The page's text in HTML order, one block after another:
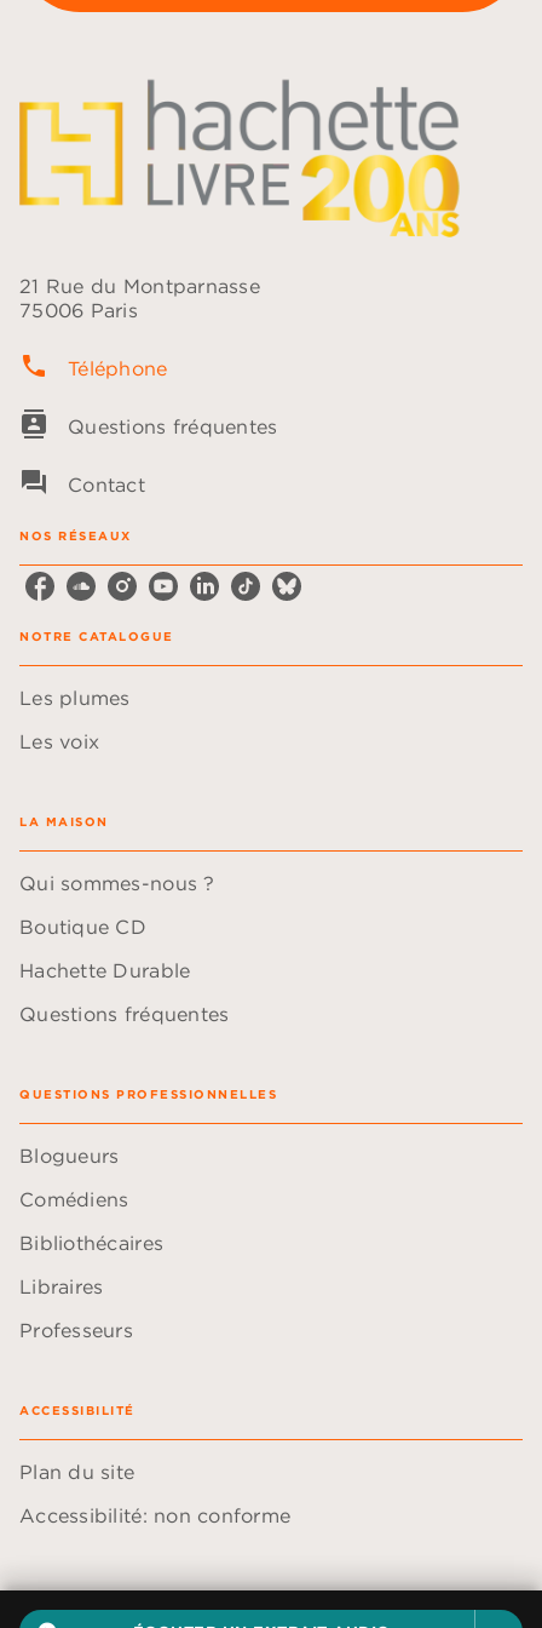
21 Rue du Montparnasse
75006 Paris
phone Téléphone
contacts Questions fréquentes
question_answer Contact
NOS RÉSEAUX
NOTRE CATALOGUE
Les plumes
Les voix
LA MAISON
Qui sommes-nous ?
Boutique CD
Hachette Durable
Questions fréquentes
QUESTIONS PROFESSIONNELLES
Blogueurs
Comédiens
Bibliothécaires
Libraires
Professeurs
ACCESSIBILITÉ
Plan du site
Accessibilité: non conforme